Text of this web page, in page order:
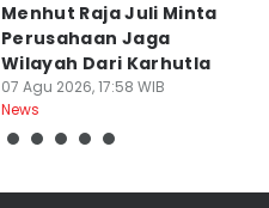
Menhut Raja Juli Minta
Perusahaan Jaga
Wilayah Dari Karhutla
07 Agu 2026, 17:58 WIB
News